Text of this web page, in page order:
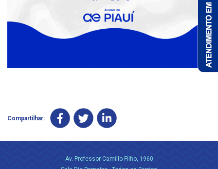
Compartilhar:
Av. Professor Camillo Filho, 1960